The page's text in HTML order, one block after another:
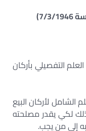
التفصيلي بأركان
الشامل لأركان البيع
لكي يقدر مصلحته
إلى من يجب.